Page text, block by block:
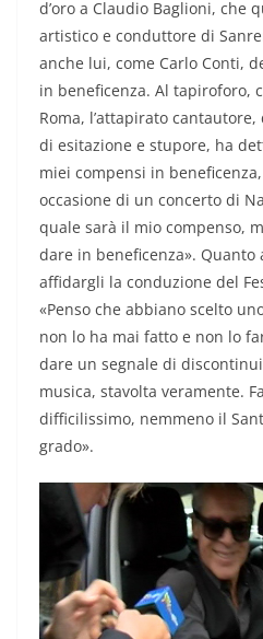
d’oro a Claudio Baglioni, che
artistico e conduttore di
anche lui, come Carlo Conti,
in beneficenza. Al tapiroforo,
Roma, l’attapirato
di esitazione e stupore, ha
miei compensi in
occasione di un concerto di
quale sarà il mio compenso,
dare in beneficenza». Quanto
affidargli la conduzione del
«Penso che abbiano scelto
non lo ha mai fatto e non lo
dare un segnale di
musica, stavolta veramente.
difficilissimo, nemmeno il
grado».